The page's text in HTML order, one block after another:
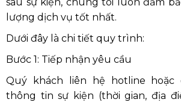
lượng dịch vụ tốt nhất.
Dưới đây là chi tiết quy trình:
Bước 1: Tiếp nhận yêu cầu
Quý khách liên hệ hotline hoặc
thông tin sự kiện (thời gian, địa